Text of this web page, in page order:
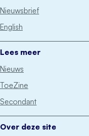
Nieuwsbrief
English
Lees meer
Nieuws
ToeZine
Secondant
Over deze site